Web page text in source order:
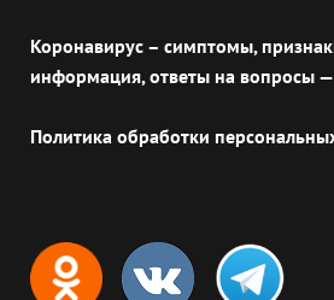
Коронавирус – симптомы,
информация, ответы на вопросы
Политика обработки